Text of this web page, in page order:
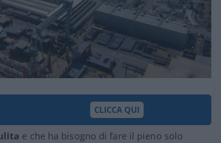
CLICCA QUI
e che ha bisogno di fare il pieno solo